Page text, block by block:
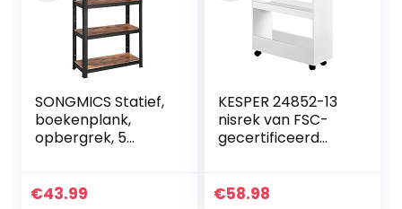
SONGMICS Statief,
boekenplank,
opbergrek, 5
plank, 150 x 75 x 30
€43.99
KESPER 24852-13
nisrek van FSC-
gecertificeerd
gecoat/rek/rolrek
€58.98